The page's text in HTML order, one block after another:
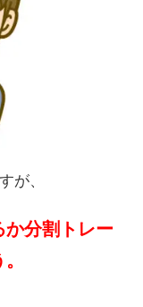
が、
分割トレー